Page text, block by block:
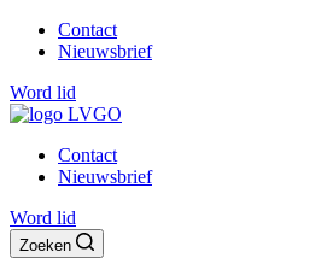
Contact
Nieuwsbrief
Word lid
Contact
Nieuwsbrief
Word lid
Zoeken